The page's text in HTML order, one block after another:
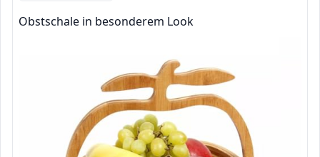
Obstschale in besonderem Look